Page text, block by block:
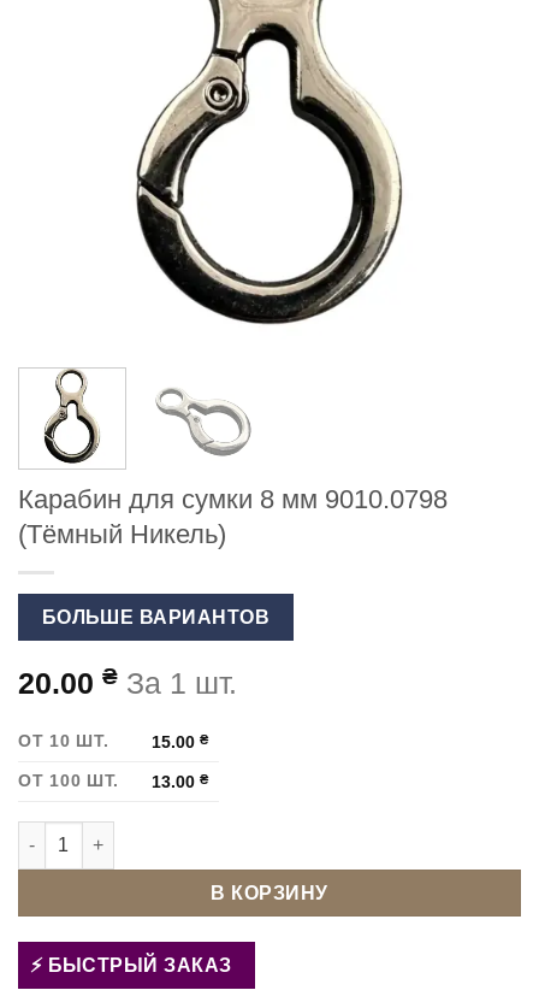
Карабин для сумки 8 мм 9010.0798
(Тёмный Никель)
БОЛЬШЕ ВАРИАНТОВ
20.00 ₴ За 1 шт.
ОТ 10 ШТ. 15.00₴
ОТ 100 ШТ. 13.00₴
Количество товара Карабин для сумки 8 мм 9010.0798
В КОРЗИНУ
БЫСТРЫЙ ЗАКАЗ